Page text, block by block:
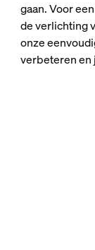
gaan. Voor
de verlichting
onze
verbeteren en